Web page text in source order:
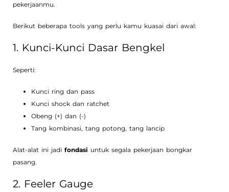
pekerjaanmu.
Berikut beberapa tools yang perlu kamu kuasai dari awal:
1. Kunci-Kunci Dasar Bengkel
Seperti:
Kunci ring dan pass
Kunci shock dan ratchet
Obeng (+) dan (-)
Tang kombinasi, tang potong, tang lancip
Alat-alat ini jadi fondasi untuk segala pekerjaan bongkar
pasang.
2. Feeler Gauge